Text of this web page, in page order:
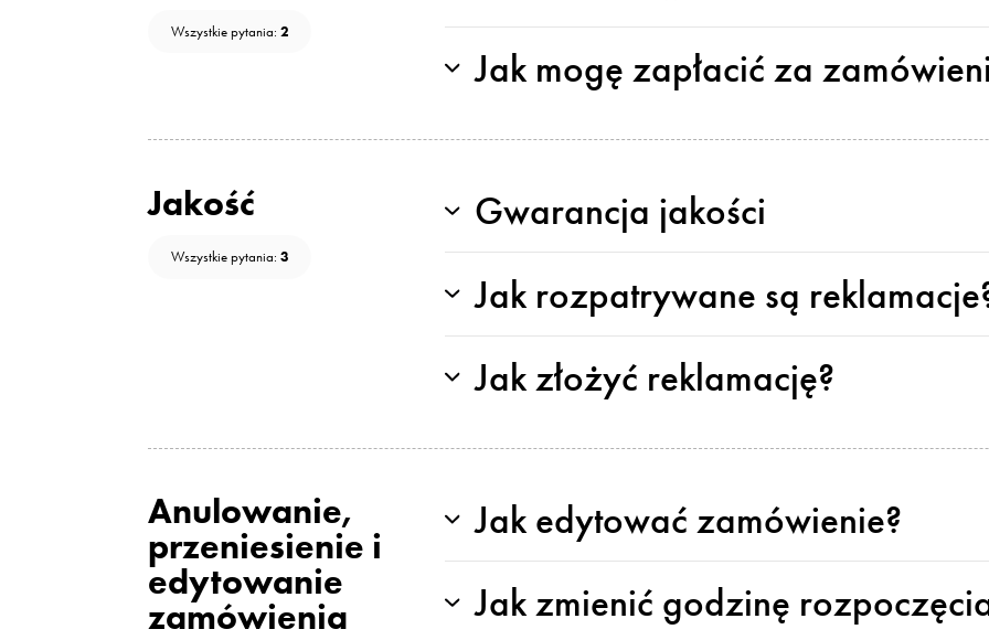
Wszystkie pytania: 2
Jak mogę zapłacić za
Jakość
Wszystkie pytania: 3
Gwarancja jakości
Jak rozpatrywane są
Jak złożyć reklamację?
Anulowanie,
przeniesienie i
edytowanie
zamówienia
Jak edytować zamówienie?
Jak zmienić godzinę